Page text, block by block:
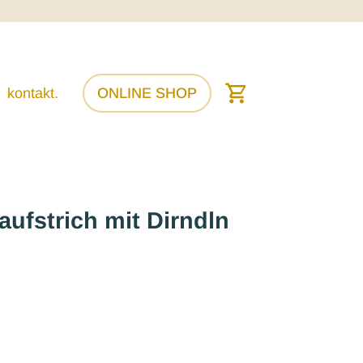
kontakt. ONLINE SHOP
mit Dirndln